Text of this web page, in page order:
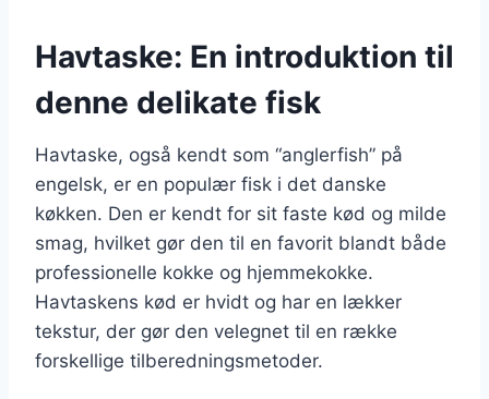
Havtaske: En introduktion til
denne delikate fisk
Havtaske, også kendt som “anglerfish” på
engelsk, er en populær fisk i det danske
køkken. Den er kendt for sit faste kød og milde
smag, hvilket gør den til en favorit blandt både
professionelle kokke og hjemmekokke.
Havtaskens kød er hvidt og har en lækker
tekstur, der gør den velegnet til en række
forskellige tilberedningsmetoder.